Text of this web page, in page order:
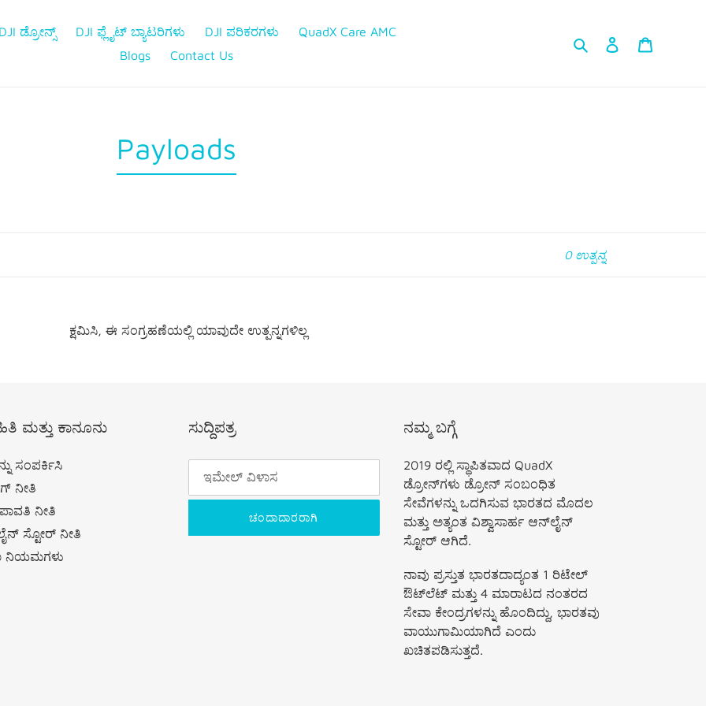
DJI ಡ್ರೋನ್ಸ್ DJI ಫ್ಲೈಟ್ ಬ್ಯಾಟರಿಗಳು DJI ಪರಿಕರಗಳು
QuadX Care AMC
Blogs
Contact Us
ಹುಡುಕಿ Kannada
ಲಾಗ್ ಇನ್ ಮಾಡಿ
ಸಂ
ಗ್
Payloads
0 ಉತ್ಪನ್ನ
ಕ್ಷಮಿಸಿ, ಈ ಸಂಗ್ರಹಣೆಯಲ್ಲಿ ಯಾವುದೇ ಉತ್ಪನ್ನಗಳಿಲ್ಲ
ಮತ್ತು ಕಾನೂನು
ಸಂಪರ್ಕಿಸಿ
ನೀತಿ
ನೀತಿ
ಸ್ಟೋರ್ ನೀತಿ
ನಿಯಮಗಳು
ಸುದ್ದಿಪತ್ರ
ಚಂದಾದಾರರಾಗಿ
ನಮ್ಮ ಬಗ್ಗೆ
2019 ರಲ್ಲಿ ಸ್ಥಾಪಿತವಾದ QuadX
ಡ್ರೋನ್‌ಗಳು ಡ್ರೋನ್ ಸಂಬಂಧಿತ
ಸೇವೆಗಳನ್ನು ಒದಗಿಸುವ ಭಾರತದ ಮೊದಲ
ಮತ್ತು ಅತ್ಯಂತ ವಿಶ್ವಾಸಾರ್ಹ ಆನ್‌ಲೈನ್
ಸ್ಟೋರ್ ಆಗಿದೆ.
ನಾವು ಪ್ರಸ್ತುತ ಭಾರತದಾದ್ಯಂತ 1 ರಿಟೇಲ್
ಔಟ್‌ಲೆಟ್ ಮತ್ತು 4 ಮಾರಾಟದ ನಂತರದ
ಸೇವಾ ಕೇಂದ್ರಗಳನ್ನು ಹೊಂದಿದ್ದು, ಭಾರತವು
ವಾಯುಗಾಮಿಯಾಗಿದೆ ಎಂದು
ಖಚಿತಪಡಿಸುತ್ತದೆ.